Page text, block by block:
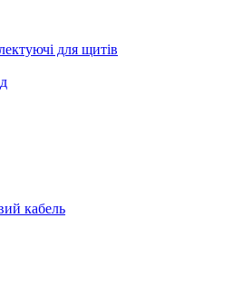
для щитів
кабель